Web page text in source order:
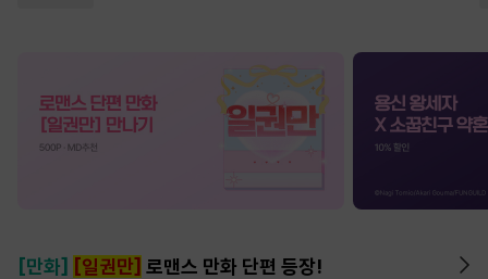
[만화] [일권만] 로맨스 만화 단편 등장!